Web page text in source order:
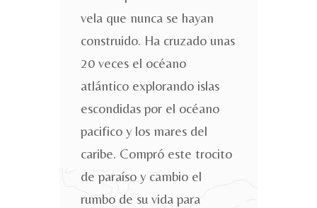
vela que nunca se hayan
construido. Ha cruzado unas
20 veces el océano
atlántico explorando islas
escondidas por el océano
pacifico y los mares del
caribe. Compró este trocito
de paraíso y cambio el
rumbo de su vida para